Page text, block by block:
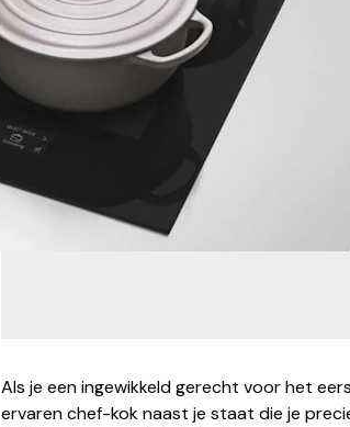
Als je een ingewikkeld gerecht voor het
ervaren chef-kok naast je staat die je